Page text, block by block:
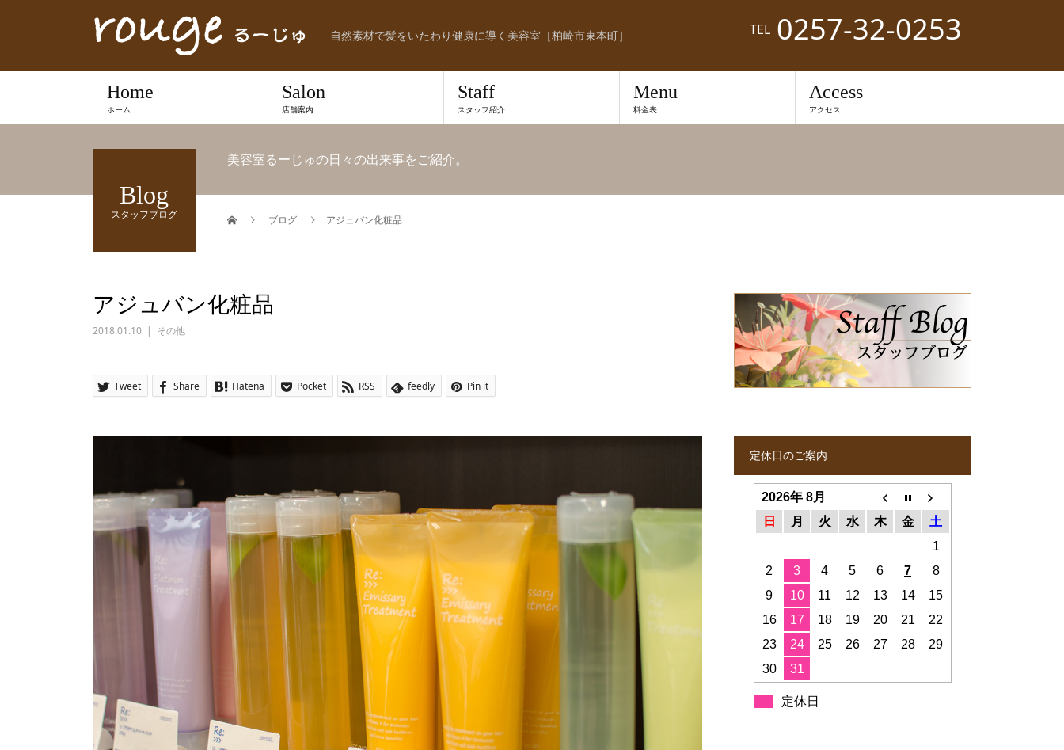
自然素材で髪をいたわり健康に導く美容室［柏崎市東本町］ TEL 0257-32-0253
Home
ホーム
Salon
店舗案内
Staff
スタッフ紹介
Menu
料金表
Access
アクセス
Blog
スタッフブログ
美容室るーじゅの日々の出来事をご紹介。
ブログ アジュバン化粧品
アジュバン化粧品
2018.01.10 その他
Tweet Share Hatena Pocket RSS feedly Pin it
定休日のご案内
2026年 8月
日
月 火 水 木 金
土
1
2
3 4 5 6 7
8
9
10 11 12 13 14
15
16
17 18 19 20 21
22
23
24 25 26 27 28
29
30
31
定休日